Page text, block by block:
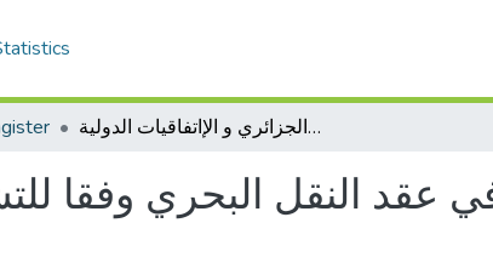
إشكالات تسليم البضائع في عقد النقل البحري وفقا للتشريع الجزائري و الإاتفاقيات الدولية
عقد النقل البحري وفقا